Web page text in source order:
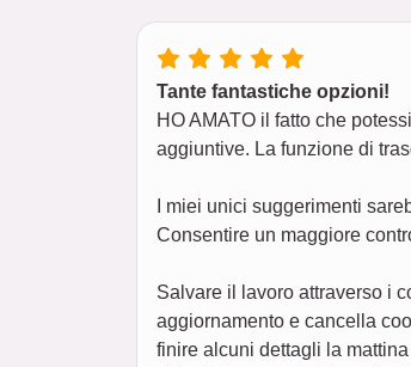
Tante fantastiche opzioni!
HO AMATO il fatto che
aggiuntive. La funzione di
I miei unici suggerimenti
Consentire un maggiore
Salvare il lavoro attraverso i
aggiornamento e cancella
finire alcuni dettagli la